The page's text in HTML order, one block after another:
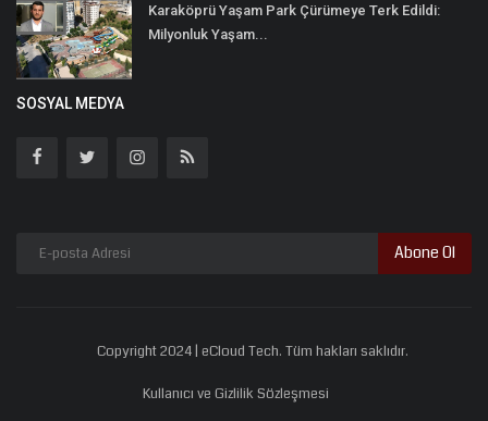
Karaköprü Yaşam Park Çürümeye Terk Edildi:
Milyonluk Yaşam...
SOSYAL MEDYA
Abone Ol
Copyright 2024 | eCloud Tech. Tüm hakları saklıdır.
Kullanıcı ve Gizlilik Sözleşmesi